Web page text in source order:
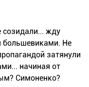
созидали... жду
большевиками. Не
затянули
начиная от
Симоненко?